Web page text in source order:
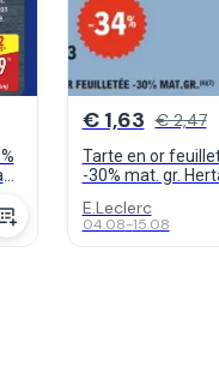
€ 1,63 € 2,47
Tarte en or
-30% mat. gr.
E.Leclerc
04.08-15.08